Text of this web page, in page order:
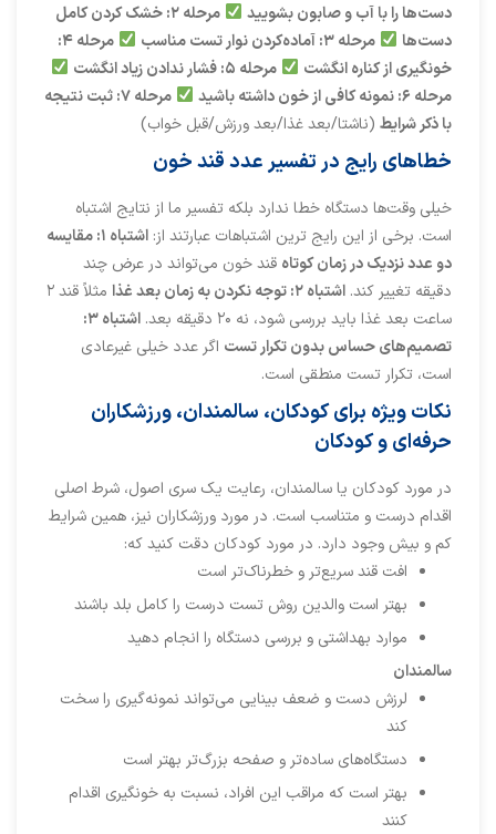
دست‌ها را با آب و صابون بشویید
مرحله ۲: خشک کردن کامل
دست‌ها
مرحله ۳: آماده‌کردن نوار تست مناسب
مرحله ۴:
خونگیری از کناره انگشت
مرحله ۵: فشار ندادن زیاد انگشت
مرحله ۶: نمونه کافی از خون داشته باشید
مرحله ۷: ثبت نتیجه
با ذکر شرایط (ناشتا/بعد غذا/بعد ورزش/قبل خواب)
خطاهای رایج در تفسیر عدد قند خون
خیلی وقت‌ها دستگاه خطا ندارد بلکه تفسیر ما از نتایج اشتباه
است. برخی از این رایج ترین اشتباهات عبارتند از:
اشتباه ۱: مقایسه
دو عدد نزدیک در زمان کوتاه قند خون می‌تواند در عرض چند
دقیقه تغییر کند. اشتباه ۲: توجه نکردن به زمان بعد غذا
مثلاً قند ۲
ساعت بعد غذا باید بررسی شود، نه ۲۰ دقیقه بعد.
اشتباه ۳:
تصمیم‌های حساس بدون تکرار تست اگر عدد خیلی غیرعادی
است، تکرار تست منطقی است.
نکات ویژه برای کودکان، سالمندان، ورزشکاران
حرفه‌ای و کودکان
در مورد کودکان یا سالمندان، رعایت یک سری اصول، شرط اصلی
اقدام درست و متناسب است. در مورد ورزشکاران نیز، همین شرایط
کم و بیش وجود دارد. در مورد کودکان دقت کنید که:
افت قند سریع‌تر و خطرناک‌تر است
بهتر است والدین روش تست درست را کامل بلد باشند
موارد بهداشتی و بررسی دستگاه را انجام دهید
سالمندان
لرزش دست و ضعف بینایی می‌تواند نمونه‌گیری را سخت
کند
دستگاه‌های ساده‌تر و صفحه بزرگ‌تر بهتر است
بهتر است که مراقب این افراد، نسبت به خونگیری اقدام
کنند